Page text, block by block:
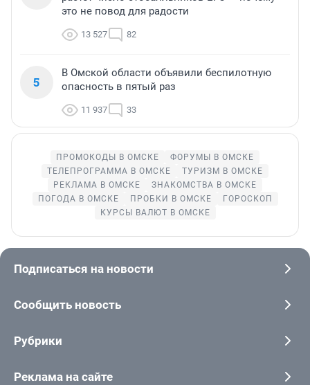
это не повод для радости
13 527 82
5
В Омской области объявили беспилотную
опасность в пятый раз
11 937 33
ПРОМОКОДЫ В ОМСКЕ
ФОРУМЫ В ОМСКЕ
ТЕЛЕПРОГРАММА В ОМСКЕ
ТУРИЗМ В ОМСКЕ
РЕКЛАМА В ОМСКЕ
ЗНАКОМСТВА В ОМСКЕ
ПОГОДА В ОМСКЕ
ПРОБКИ В ОМСКЕ
ГОРОСКОП
КУРСЫ ВАЛЮТ В ОМСКЕ
Подписаться на новости
Сообщить новость
Рубрики
Реклама на сайте